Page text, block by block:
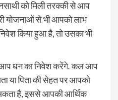
को मिली तरक्की से आप
योजनाओं से भी आपको लाभ
किया हुआ है, तो उसका भी
आप धन का निवेश करेंगे. कल आप
या पिता की सेहत पर आपको
है, इससे आपकी आर्थिक